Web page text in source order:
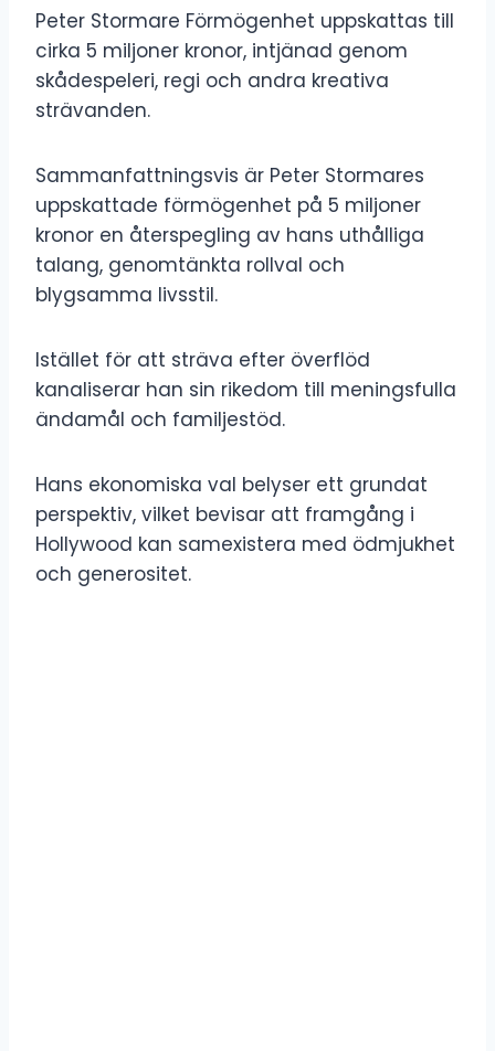
Peter Stormare Förmögenhet uppskattas till
cirka 5 miljoner kronor, intjänad genom
skådespeleri, regi och andra kreativa
strävanden.
Sammanfattningsvis är Peter Stormares
uppskattade förmögenhet på 5 miljoner
kronor en återspegling av hans uthålliga
talang, genomtänkta rollval och
blygsamma livsstil.
Istället för att sträva efter överflöd
kanaliserar han sin rikedom till meningsfulla
ändamål och familjestöd.
Hans ekonomiska val belyser ett grundat
perspektiv, vilket bevisar att framgång i
Hollywood kan samexistera med ödmjukhet
och generositet.